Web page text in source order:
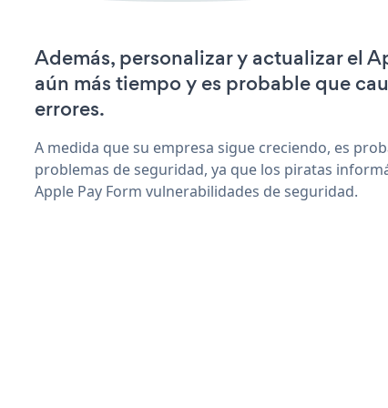
Además, personalizar y actualizar el
aún más tiempo y es probable que
errores.
A medida que su empresa sigue creciendo, es
problemas de seguridad, ya que los piratas
Apple Pay Form vulnerabilidades de seguridad.